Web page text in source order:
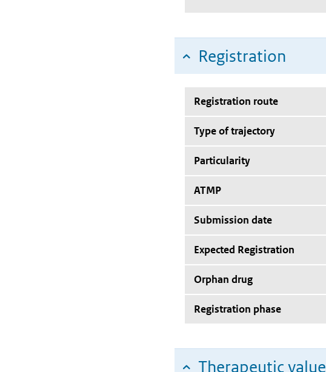
Registration
Registration route
Type of trajectory
Particularity
ATMP
Submission date
Expected Registration
Orphan drug
Registration phase
Therapeutic value